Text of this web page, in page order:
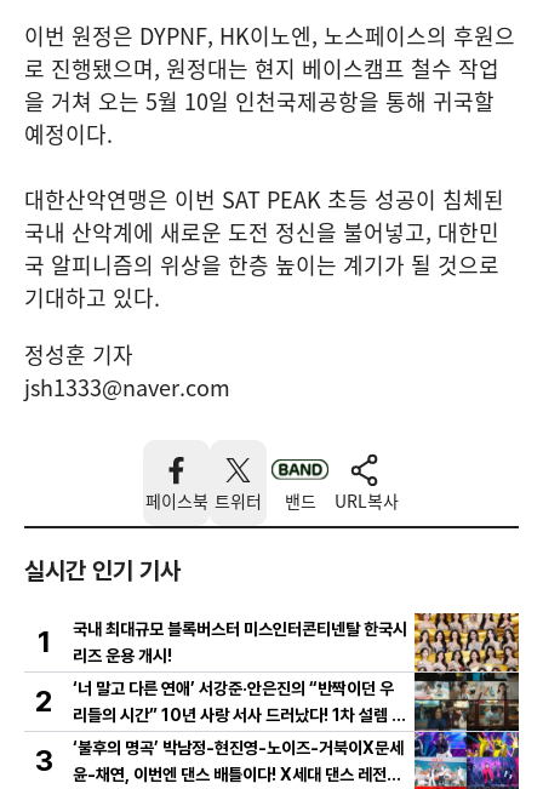
이번 원정은 DYPNF, HK이노엔, 노스페이스의 후원으
로 진행됐으며, 원정대는 현지 베이스캠프 철수 작업
을 거쳐 오는 5월 10일 인천국제공항을 통해 귀국할
예정이다.
대한산악연맹은 이번 SAT PEAK 초등 성공이 침체된
국내 산악계에 새로운 도전 정신을 불어넣고, 대한민
국 알피니즘의 위상을 한층 높이는 계기가 될 것으로
기대하고 있다.
정성훈 기자
jsh1333@naver.com
페이스북 트위터 밴드 URL복사
실시간 인기 기사
1
국내 최대규모 블록버스터 미스인터콘티넨탈 한국시
리즈 운용 개시!
2
‘너 말고 다른 연애’ 서강준·안은진의 “반짝이던 우
리들의 시간” 10년 사랑 서사 드러났다! 1차 설렘 티
저 영상 공개!
3
‘불후의 명곡’ 박남정-현진영-노이즈-거북이X문세
윤-채연, 이번엔 댄스 배틀이다! X세대 댄스 레전드